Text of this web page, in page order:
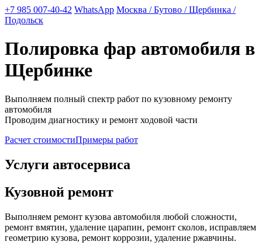
+7 985 007-40-42 WhatsApp Москва / Бутово / Щербинка /
Подольск
Полировка фар автомобиля в
Щербинке
Выполняем полный спектр работ по кузовному ремонту
автомобиля
Проводим диагностику и ремонт ходовой части
Расчет стоимостиПримеры работ
Услуги автосервиса
Кузовной ремонт
Выполняем ремонт кузова автомобиля любой сложности,
ремонт вмятин, удаление царапин, ремонт сколов, исправляем
геометрию кузова, ремонт коррозии, удаление ржавчины.